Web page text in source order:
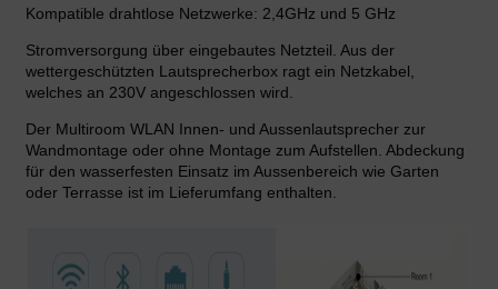
Kompatible drahtlose Netzwerke: 2,4GHz und 5 GHz
Stromversorgung über eingebautes Netzteil. Aus der
wettergeschützten Lautsprecherbox ragt ein Netzkabel,
welches an 230V angeschlossen wird.
Der Multiroom WLAN Innen- und Aussenlautsprecher zur
Wandmontage oder ohne Montage zum Aufstellen. Abdeckung
für den wasserfesten Einsatz im Aussenbereich wie Garten
oder Terrasse ist im Lieferumfang enthalten.